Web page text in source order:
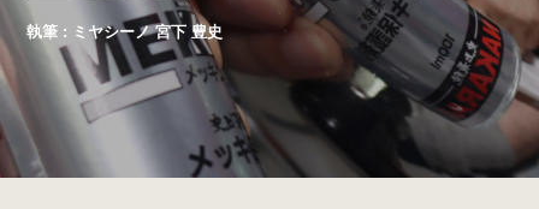
執筆 : ミヤシーノ 宮下 豊史